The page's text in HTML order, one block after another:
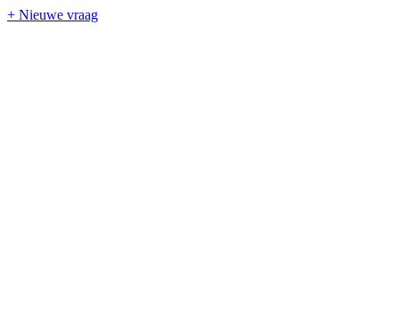
+ Nieuwe vraag